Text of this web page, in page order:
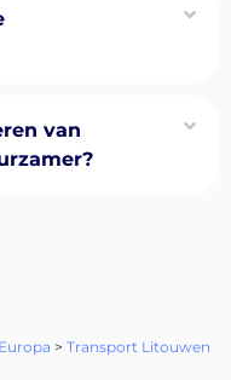
van
> Transport Litouwen